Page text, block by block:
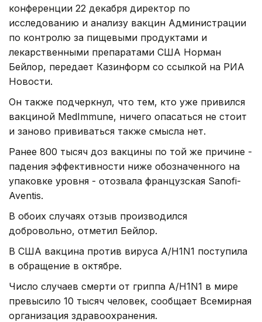
конференции 22 декабря директор по
исследованию и анализу вакцин Администрации
по контролю за пищевыми продуктами и
лекарственными препаратами США Норман
Бейлор, передает Казинформ со ссылкой на РИА
Новости.
Он также подчеркнул, что тем, кто уже привился
вакциной MedImmune, ничего опасаться не стоит
и заново прививаться также смысла нет.
Ранее 800 тысяч доз вакцины по той же причине -
падения эффективности ниже обозначенного на
упаковке уровня - отозвала французская Sanofi-
Aventis.
В обоих случаях отзыв производился
добровольно, отметил Бейлор.
В США вакцина против вируса A/H1N1 поступила
в обращение в октябре.
Число случаев смерти от гриппа А/H1N1 в мире
превысило 10 тысяч человек, сообщает Всемирная
организация здравоохранения.